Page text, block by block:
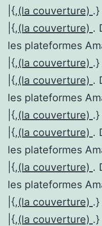
|{,(la couverture) .}
|{,(la couverture) .
les plateformes
|{,(la couverture) .}
|{,(la couverture) .
les plateformes
|{,(la couverture) .}
|{,(la couverture) .
les plateformes
|{,(la couverture) .
les plateformes
|{,(la couverture) .}
|{,(la couverture) .}